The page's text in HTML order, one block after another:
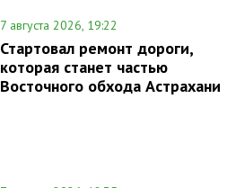
7 августа 2026, 19:22
Стартовал ремонт дороги,
которая станет частью
Восточного обхода Астрахани